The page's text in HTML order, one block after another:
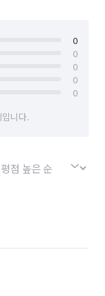
0
0
0
0
0
니다.